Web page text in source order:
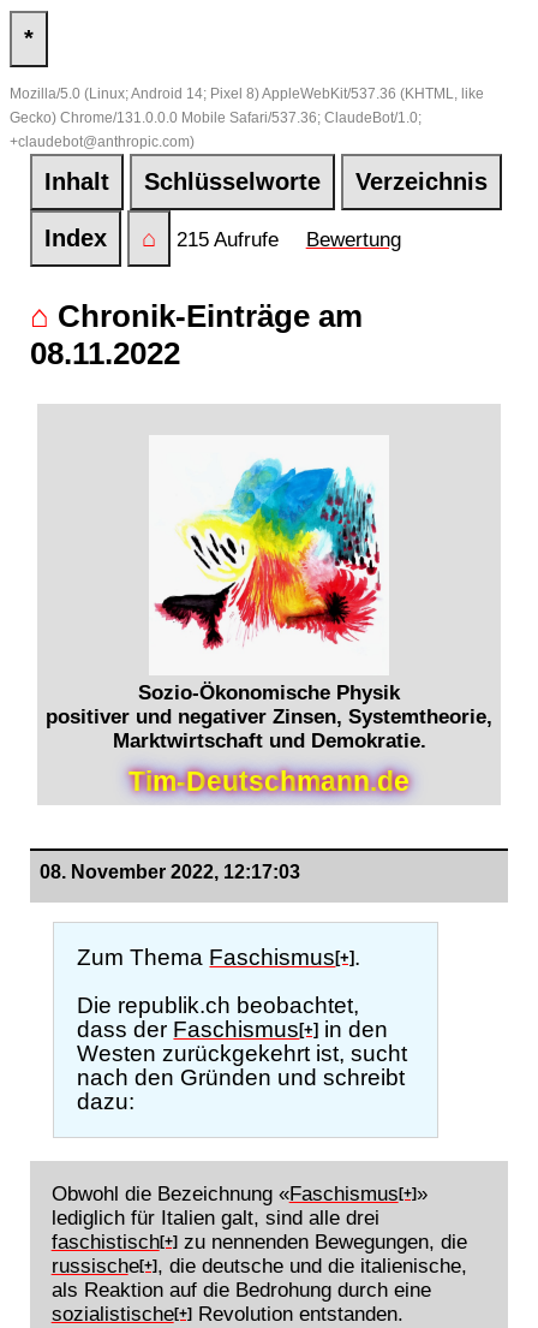
*
Mozilla/5.0 (Linux; Android 14; Pixel 8) AppleWebKit/537.36 (KHTML, like
Gecko) Chrome/131.0.0.0 Mobile Safari/537.36; ClaudeBot/1.0;
+claudebot@anthropic.com)
Inhalt Schlüsselworte Verzeichnis
Index ⌂ 215 Aufrufe Bewertung
⌂ Chronik-Einträge am
08.11.2022
Sozio-Ökonomische Physik
positiver und negativer Zinsen, Systemtheorie,
Marktwirtschaft und Demokratie.
Tim-Deutschmann.de
08. November 2022, 12:17:03
Zum Thema Faschismus[+] .
Die republik.ch beobachtet,
dass der Faschismus[+] in den
Westen zurückgekehrt ist, sucht
nach den Gründen und schreibt
dazu:
Obwohl die Bezeichnung «Faschismus [+]»
lediglich für Italien galt, sind alle drei
faschistisch[+]zu nennenden Bewegungen, die
russische[+], die deutsche und die italienische,
als Reaktion auf die Bedrohung durch eine
sozialistische[+]Revolution entstanden.